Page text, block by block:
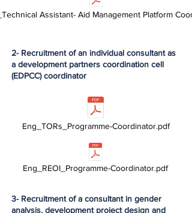
Assistant- Aid Management Platform
2- Recruitment of an individual consultant as
a development partners coordination cell
(EDPCC) coordinator
Eng_TORs_Programme-Coordinator.pdf
Eng_REOI_Programme-Coordinator.pdf
3- Recruitment of a consultant in gender
analysis, development project design and